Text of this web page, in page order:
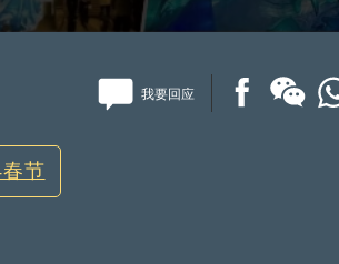
我要回应
节